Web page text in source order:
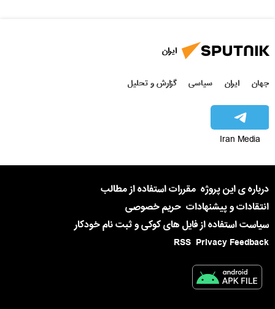
ایران
جهان ایران سیاسی گزارش و تحلیل
Iran Media
درباره ی این پروژه مقررات استفاده از مطالب
انتقادات و پیشنهادات حریم خصوصی
سیاست استفاده از فایل های کوکی و ثبت نام خودکار
Privacy Feedback
RSS